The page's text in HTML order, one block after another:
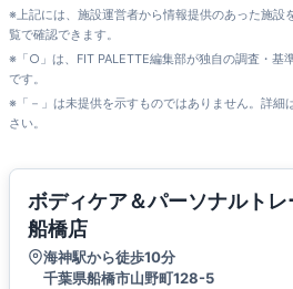
※上記には、施設運営者から情報提供のあった施設
覧で確認できます。
※「○」は、FIT PALETTE編集部が独自の調査・基
です。
※「－」は未提供を示すものではありません。詳細
さい。
ボディケア＆パーソナルト
船橋店
海神駅から徒歩10分
千葉県船橋市山野町128-5